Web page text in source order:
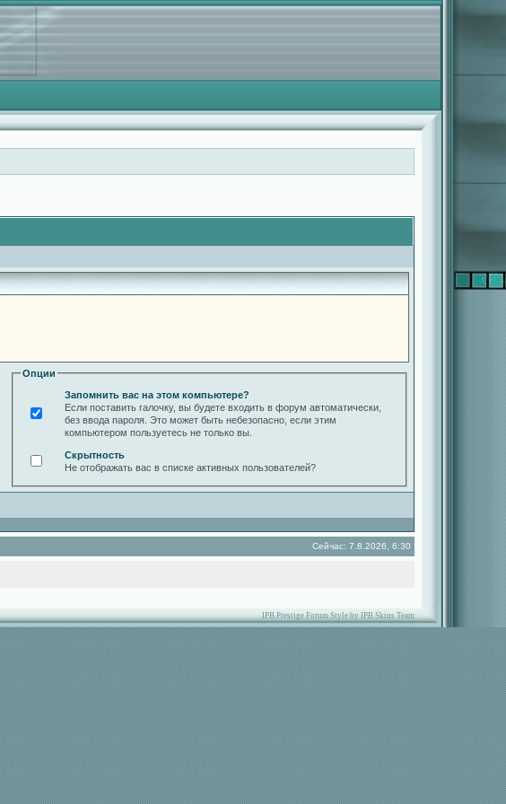
Опции
Запомнить вас на этом компьютере?
Если поставить галочку, вы будете входить в форум автоматически,
без ввода пароля. Это может быть небезопасно, если этим
компьютером пользуетесь не только вы.
Скрытность
Не отображать вас в списке активных пользователей?
Сейчас: 7.8.2026, 6:30
IPB Prestige Forum Style by IPB Skins Team